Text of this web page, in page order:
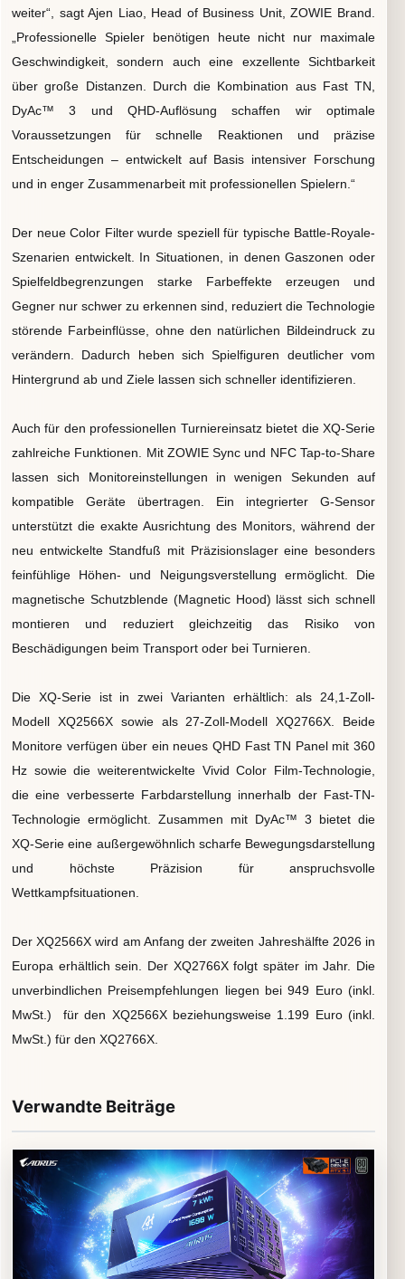
weiter“, sagt Ajen Liao, Head of Business Unit, ZOWIE Brand.
„Professionelle Spieler benötigen heute nicht nur maximale
Geschwindigkeit, sondern auch eine exzellente Sichtbarkeit
über große Distanzen. Durch die Kombination aus Fast TN,
DyAc™ 3 und QHD-Auflösung schaffen wir optimale
Voraussetzungen für schnelle Reaktionen und präzise
Entscheidungen – entwickelt auf Basis intensiver Forschung
und in enger Zusammenarbeit mit professionellen Spielern.“
Der neue Color Filter wurde speziell für typische Battle-Royale-
Szenarien entwickelt. In Situationen, in denen Gaszonen oder
Spielfeldbegrenzungen starke Farbeffekte erzeugen und
Gegner nur schwer zu erkennen sind, reduziert die Technologie
störende Farbeinflüsse, ohne den natürlichen Bildeindruck zu
verändern. Dadurch heben sich Spielfiguren deutlicher vom
Hintergrund ab und Ziele lassen sich schneller identifizieren.
Auch für den professionellen Turniereinsatz bietet die XQ-Serie
zahlreiche Funktionen. Mit ZOWIE Sync und NFC Tap-to-Share
lassen sich Monitoreinstellungen in wenigen Sekunden auf
kompatible Geräte übertragen. Ein integrierter G-Sensor
unterstützt die exakte Ausrichtung des Monitors, während der
neu entwickelte Standfuß mit Präzisionslager eine besonders
feinfühlige Höhen- und Neigungsverstellung ermöglicht. Die
magnetische Schutzblende (Magnetic Hood) lässt sich schnell
montieren und reduziert gleichzeitig das Risiko von
Beschädigungen beim Transport oder bei Turnieren.
Die XQ-Serie ist in zwei Varianten erhältlich: als 24,1-Zoll-
Modell XQ2566X sowie als 27-Zoll-Modell XQ2766X. Beide
Monitore verfügen über ein neues QHD Fast TN Panel mit 360
Hz sowie die weiterentwickelte Vivid Color Film-Technologie,
die eine verbesserte Farbdarstellung innerhalb der Fast-TN-
Technologie ermöglicht. Zusammen mit DyAc™ 3 bietet die
XQ-Serie eine außergewöhnlich scharfe Bewegungsdarstellung
und höchste Präzision für anspruchsvolle
Wettkampfsituationen.
Der XQ2566X wird am Anfang der zweiten Jahreshälfte 2026 in
Europa erhältlich sein. Der XQ2766X folgt später im Jahr. Die
unverbindlichen Preisempfehlungen liegen bei 949 Euro (inkl.
MwSt.) für den XQ2566X beziehungsweise 1.199 Euro (inkl.
MwSt.) für den XQ2766X.
Verwandte Beiträge